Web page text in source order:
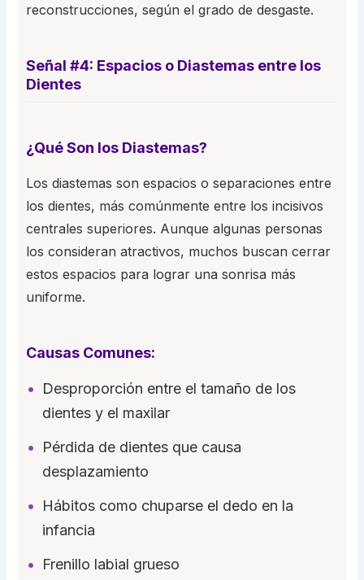
reconstrucciones, según el grado de desgaste.
Señal #4: Espacios o Diastemas entre los
Dientes
¿Qué Son los Diastemas?
Los diastemas son espacios o separaciones entre
los dientes, más comúnmente entre los incisivos
centrales superiores. Aunque algunas personas
los consideran atractivos, muchos buscan cerrar
estos espacios para lograr una sonrisa más
uniforme.
Causas Comunes:
Desproporción entre el tamaño de los
dientes y el maxilar
Pérdida de dientes que causa
desplazamiento
Hábitos como chuparse el dedo en la
infancia
Frenillo labial grueso